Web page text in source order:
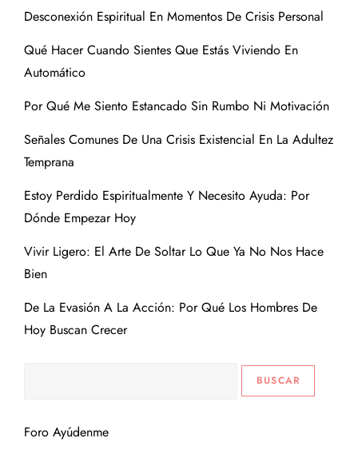
Desconexión Espiritual En Momentos De Crisis Personal
Qué Hacer Cuando Sientes Que Estás Viviendo En
Automático
Por Qué Me Siento Estancado Sin Rumbo Ni Motivación
Señales Comunes De Una Crisis Existencial En La Adultez
Temprana
Estoy Perdido Espiritualmente Y Necesito Ayuda: Por
Dónde Empezar Hoy
Vivir Ligero: El Arte De Soltar Lo Que Ya No Nos Hace
Bien
De La Evasión A La Acción: Por Qué Los Hombres De
Hoy Buscan Crecer
Foro Ayúdenme